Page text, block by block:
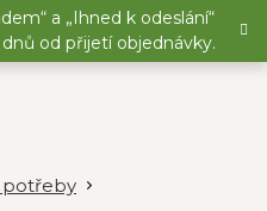
a „Ihned k odeslání“
od přijetí objednávky.
potřeby